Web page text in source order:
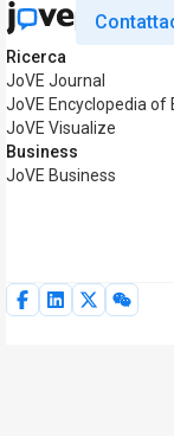
Ricerca
JoVE Journal
JoVE Encyclopedia of
JoVE Visualize
Business
JoVE Business